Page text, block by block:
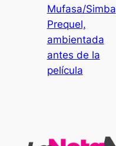
Mufasa/Simba
Prequel,
ambientada
antes de la
película